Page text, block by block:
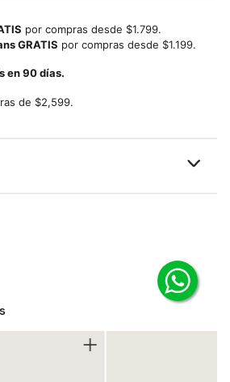
por compras desde $1.799.
Retiro en Tienda Vans GRATIS por compras desde $1.199.
en 90 días.
de $2,599.